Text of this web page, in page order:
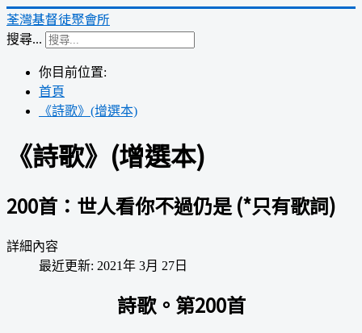
荃灣基督徒聚會所
搜尋...
你目前位置:
首頁
《詩歌》(增選本)
《詩歌》(增選本)
200首：世人看你不過仍是 (*只有歌詞)
詳細內容
最近更新: 2021年 3月 27日
詩歌。第200首